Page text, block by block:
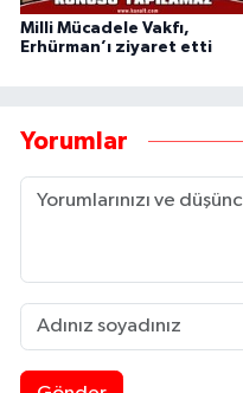
Milli Mücadele Vakfı,
Erhürman’ı ziyaret etti
Yorumlar